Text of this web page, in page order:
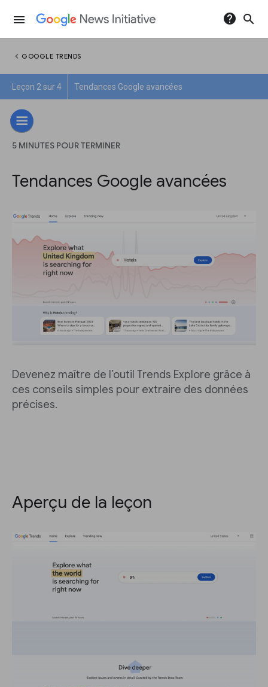
menu help search
chevron_left GOOGLE TRENDS
Leçon 2 sur 4 Tendances Google avancées
5 MINUTES POUR TERMINER
Tendances Google avancées
Devenez maître de l’outil Trends Explore grâce à
ces conseils simples pour extraire des données
précises.
Aperçu de la leçon